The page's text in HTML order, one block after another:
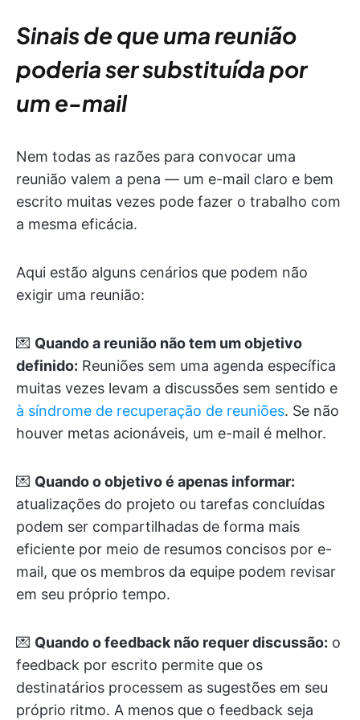
Sinais de que uma reunião
poderia ser substituída por
um e-mail
Nem todas as razões para convocar uma
reunião valem a pena — um e-mail claro e bem
escrito muitas vezes pode fazer o trabalho com
a mesma eficácia.
Aqui estão alguns cenários que podem não
exigir uma reunião:
💌 Quando a reunião não tem um objetivo
definido: Reuniões sem uma agenda específica
muitas vezes levam a discussões sem sentido e
à síndrome de recuperação de reuniões. Se não
houver metas acionáveis, um e-mail é melhor.
💌 Quando o objetivo é apenas informar:
atualizações do projeto ou tarefas concluídas
podem ser compartilhadas de forma mais
eficiente por meio de resumos concisos por e-
mail, que os membros da equipe podem revisar
em seu próprio tempo.
💌 Quando o feedback não requer discussão: o
feedback por escrito permite que os
destinatários processem as sugestões em seu
próprio ritmo. A menos que o feedback seja